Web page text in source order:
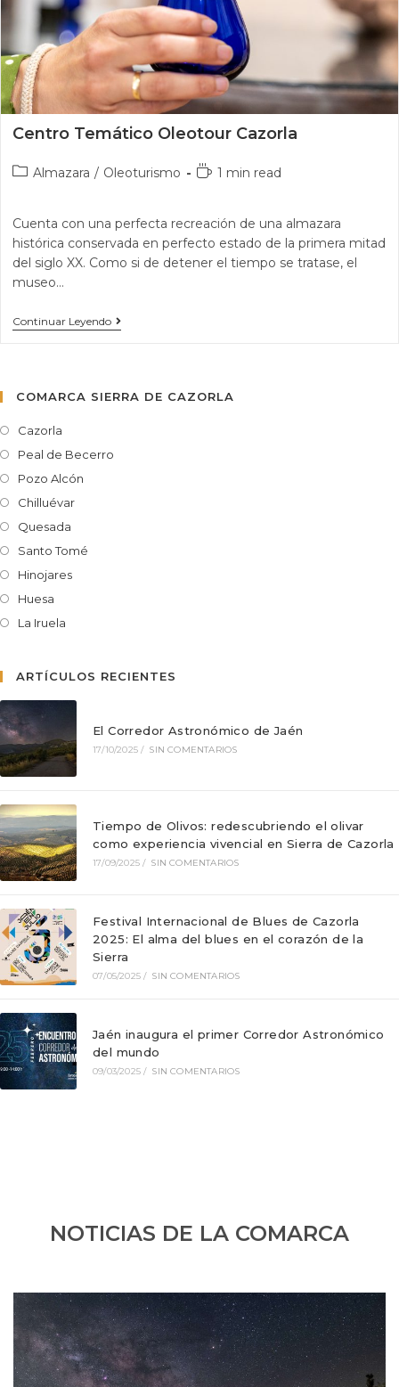
Centro Temático Oleotour Cazorla
Almazara / Oleoturismo 1 min read
Cuenta con una perfecta recreación de una almazara
histórica conservada en perfecto estado de la primera mitad
del siglo XX. Como si de detener el tiempo se tratase, el
museo…
Continuar Leyendo
COMARCA SIERRA DE CAZORLA
Cazorla
Peal de Becerro
Pozo Alcón
Chilluévar
Quesada
Santo Tomé
Hinojares
Huesa
La Iruela
ARTÍCULOS RECIENTES
El Corredor Astronómico de Jaén
17/10/2025 / SIN COMENTARIOS
Tiempo de Olivos: redescubriendo el olivar
como experiencia vivencial en Sierra de Cazorla
17/09/2025 / SIN COMENTARIOS
Festival Internacional de Blues de Cazorla
2025: El alma del blues en el corazón de la
Sierra
07/05/2025 / SIN COMENTARIOS
Jaén inaugura el primer Corredor Astronómico
del mundo
09/03/2025 / SIN COMENTARIOS
NOTICIAS DE LA COMARCA